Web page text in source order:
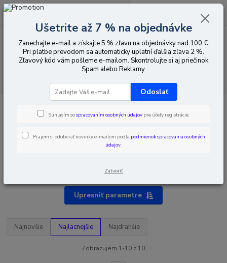
Menu
0,00 EUR
videotelefóny 2IP
Domáce videotelefóny 2IP
Upresniť parametre
Najnovšie Najlacnejšie Najdrahšie
Zobrazujem 1-10 z 10
Ušetrite až 7 % na objednávke
Zanechajte e-mail a získajte 5 % zľavu na objednávky nad 100 €.
Pri platbe prevodom sa automaticky uplatní ďalšia zľava 2 %.
Zľavový kód vám pošleme e-mailom. Skontrolujte si aj priečinok
Spam alebo Reklamy.
Odoslať
Súhlasím sospracovaním osobných údajov pre účely registrácie.
Prajem si odoberať novinky e-mailom podľa podmienok spracovania osobných
údajov.
Zatvoriť